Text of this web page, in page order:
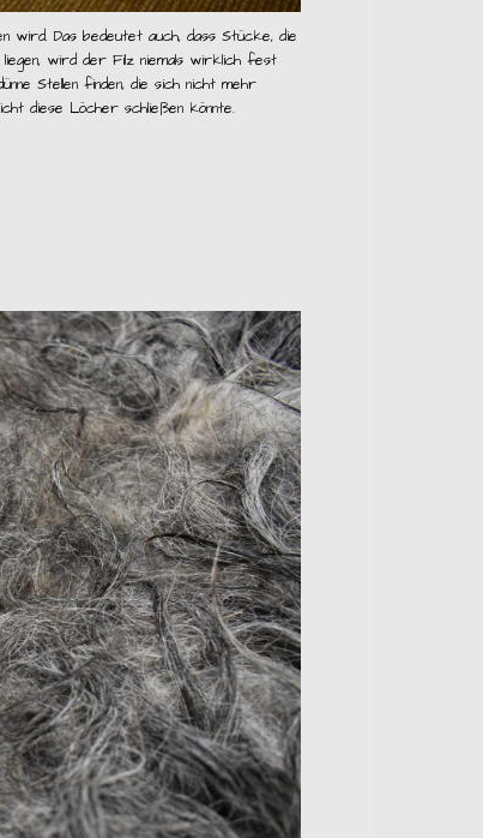
wird. Das bedeutet auch, dass Stücke, die
wird der Filz niemals wirklich fest
Stellen finden, die sich nicht mehr
diese Löcher schließen könnte.